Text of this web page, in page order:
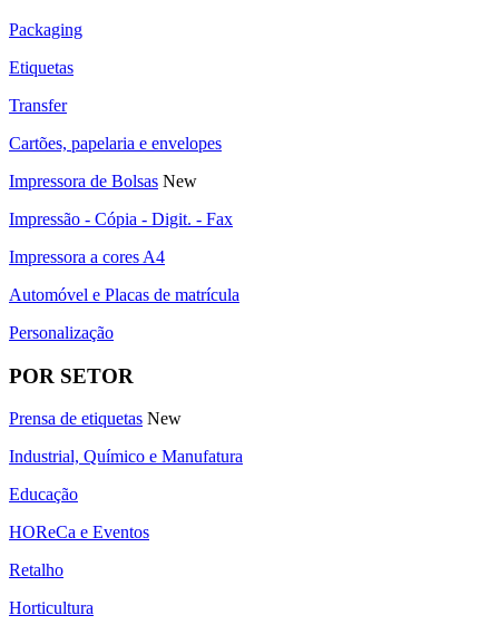
Packaging
Etiquetas
Transfer
Cartões, papelaria e envelopes
Impressora de Bolsas New
Impressão - Cópia - Digit. - Fax
Impressora a cores A4
Automóvel e Placas de matrícula
Personalização
POR SETOR
Prensa de etiquetas New
Industrial, Químico e Manufatura
Educação
HOReCa e Eventos
Retalho
Horticultura